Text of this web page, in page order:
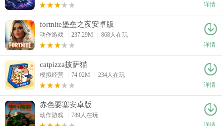
详情
fortnite堡垒之夜安卓版
动作游戏 237.29M
868人在玩
详情
catpizza披萨猫
模拟经营 74.02M
234人在玩
详情
赤色要塞安卓版
动作游戏
789人在玩